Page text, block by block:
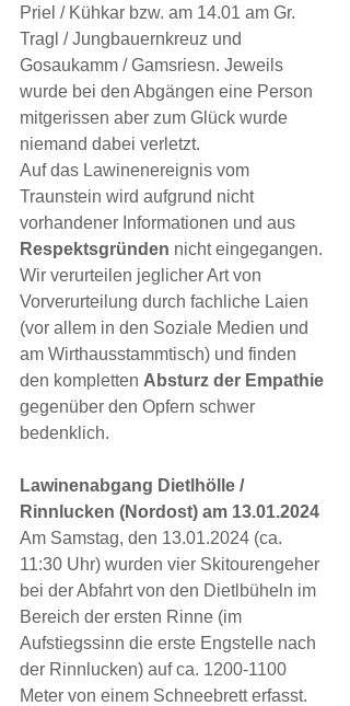
Priel / Kühkar bzw. am 14.01 am Gr.
Tragl / Jungbauernkreuz und
Gosaukamm / Gamsriesn. Jeweils
wurde bei den Abgängen eine Person
mitgerissen aber zum Glück wurde
niemand dabei verletzt.
Auf das Lawinenereignis vom
Traunstein wird aufgrund nicht
vorhandener Informationen und aus
Respektsgründen nicht eingegangen.
Wir verurteilen jeglicher Art von
Vorverurteilung durch fachliche Laien
(vor allem in den Soziale Medien und
am Wirthausstammtisch) und finden
den kompletten Absturz der Empathie
gegenüber den Opfern schwer
bedenklich.
Lawinenabgang Dietlhölle /
Rinnlucken (Nordost) am 13.01.2024
Am Samstag, den 13.01.2024 (ca.
11:30 Uhr) wurden vier Skitourengeher
bei der Abfahrt von den Dietlbüheln im
Bereich der ersten Rinne (im
Aufstiegssinn die erste Engstelle nach
der Rinnlucken) auf ca. 1200-1100
Meter von einem Schneebrett erfasst.